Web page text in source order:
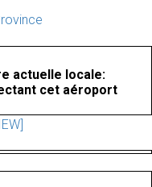
actuelle locale:
cet aéroport